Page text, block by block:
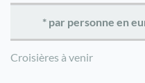
Croisières à venir
* par personne en